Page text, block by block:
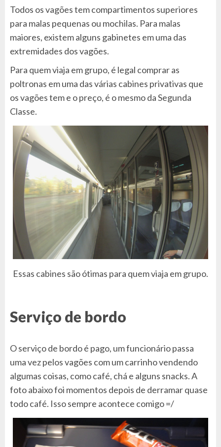
Todos os vagões tem compartimentos superiores
para malas pequenas ou mochilas. Para malas
maiores, existem alguns gabinetes em uma das
extremidades dos vagões.
Para quem viaja em grupo, é legal comprar as
poltronas em uma das várias cabines privativas que
os vagões tem e o preço, é o mesmo da Segunda
Classe.
Essas cabines são ótimas para quem viaja em grupo.
Serviço de bordo
O serviço de bordo é pago, um funcionário passa
uma vez pelos vagões com um carrinho vendendo
algumas coisas, como café, chá e alguns snacks. A
foto abaixo foi momentos depois de derramar quase
todo café. Isso sempre acontece comigo =/